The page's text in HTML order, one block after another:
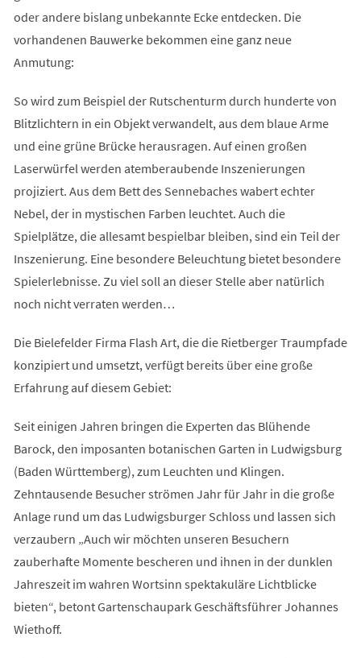
oder andere bislang unbekannte Ecke entdecken. Die
vorhandenen Bauwerke bekommen eine ganz neue
Anmutung:
So wird zum Beispiel der Rutschenturm durch hunderte von
Blitzlichtern in ein Objekt verwandelt, aus dem blaue Arme
und eine grüne Brücke herausragen. Auf einen großen
Laserwürfel werden atemberaubende Inszenierungen
projiziert. Aus dem Bett des Sennebaches wabert echter
Nebel, der in mystischen Farben leuchtet. Auch die
Spielplätze, die allesamt bespielbar bleiben, sind ein Teil der
Inszenierung. Eine besondere Beleuchtung bietet besondere
Spielerlebnisse. Zu viel soll an dieser Stelle aber natürlich
noch nicht verraten werden…
Die Bielefelder Firma Flash Art, die die Rietberger Traumpfade
konzipiert und umsetzt, verfügt bereits über eine große
Erfahrung auf diesem Gebiet:
Seit einigen Jahren bringen die Experten das Blühende
Barock, den imposanten botanischen Garten in Ludwigsburg
(Baden Württemberg), zum Leuchten und Klingen.
Zehntausende Besucher strömen Jahr für Jahr in die große
Anlage rund um das Ludwigsburger Schloss und lassen sich
verzaubern „Auch wir möchten unseren Besuchern
zauberhafte Momente bescheren und ihnen in der dunklen
Jahreszeit im wahren Wortsinn spektakuläre Lichtblicke
bieten“, betont Gartenschaupark Geschäftsführer Johannes
Wiethoff.